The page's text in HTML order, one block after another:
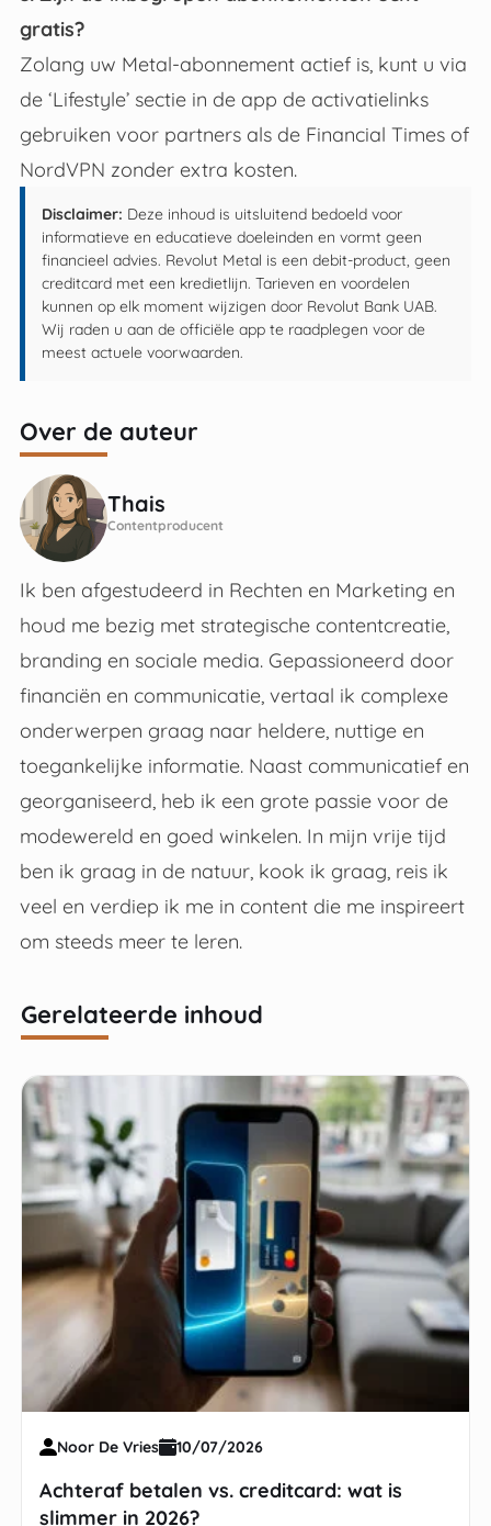
gratis?
Zolang uw Metal-abonnement actief is, kunt u via
de ‘Lifestyle’ sectie in de app de activatielinks
gebruiken voor partners als de Financial Times of
NordVPN zonder extra kosten.
Disclaimer: Deze inhoud is uitsluitend bedoeld voor
informatieve en educatieve doeleinden en vormt geen
financieel advies. Revolut Metal is een debit-product, geen
creditcard met een kredietlijn. Tarieven en voordelen
kunnen op elk moment wijzigen door Revolut Bank UAB.
Wij raden u aan de officiële app te raadplegen voor de
meest actuele voorwaarden.
Over de auteur
Thais
Contentproducent
Ik ben afgestudeerd in Rechten en Marketing en
houd me bezig met strategische contentcreatie,
branding en sociale media. Gepassioneerd door
financiën en communicatie, vertaal ik complexe
onderwerpen graag naar heldere, nuttige en
toegankelijke informatie. Naast communicatief en
georganiseerd, heb ik een grote passie voor de
modewereld en goed winkelen. In mijn vrije tijd
ben ik graag in de natuur, kook ik graag, reis ik
veel en verdiep ik me in content die me inspireert
om steeds meer te leren.
Gerelateerde inhoud
Noor De Vries 10/07/2026
Achteraf betalen vs. creditcard: wat is
slimmer in 2026?